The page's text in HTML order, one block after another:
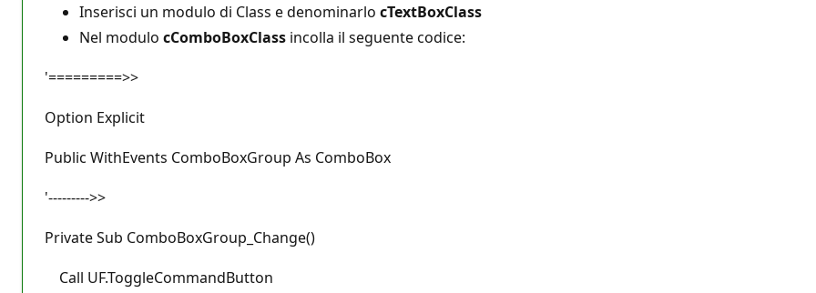
Inserisci un modulo di Class e denominarlo cTextBoxClass
Nel modulo cComboBoxClass incolla il seguente codice:
'=========>>
Option Explicit
Public WithEvents ComboBoxGroup As ComboBox
'--------->>
Private Sub ComboBoxGroup_Change()
Call UF.ToggleCommandButton